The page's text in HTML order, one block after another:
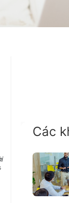
Các